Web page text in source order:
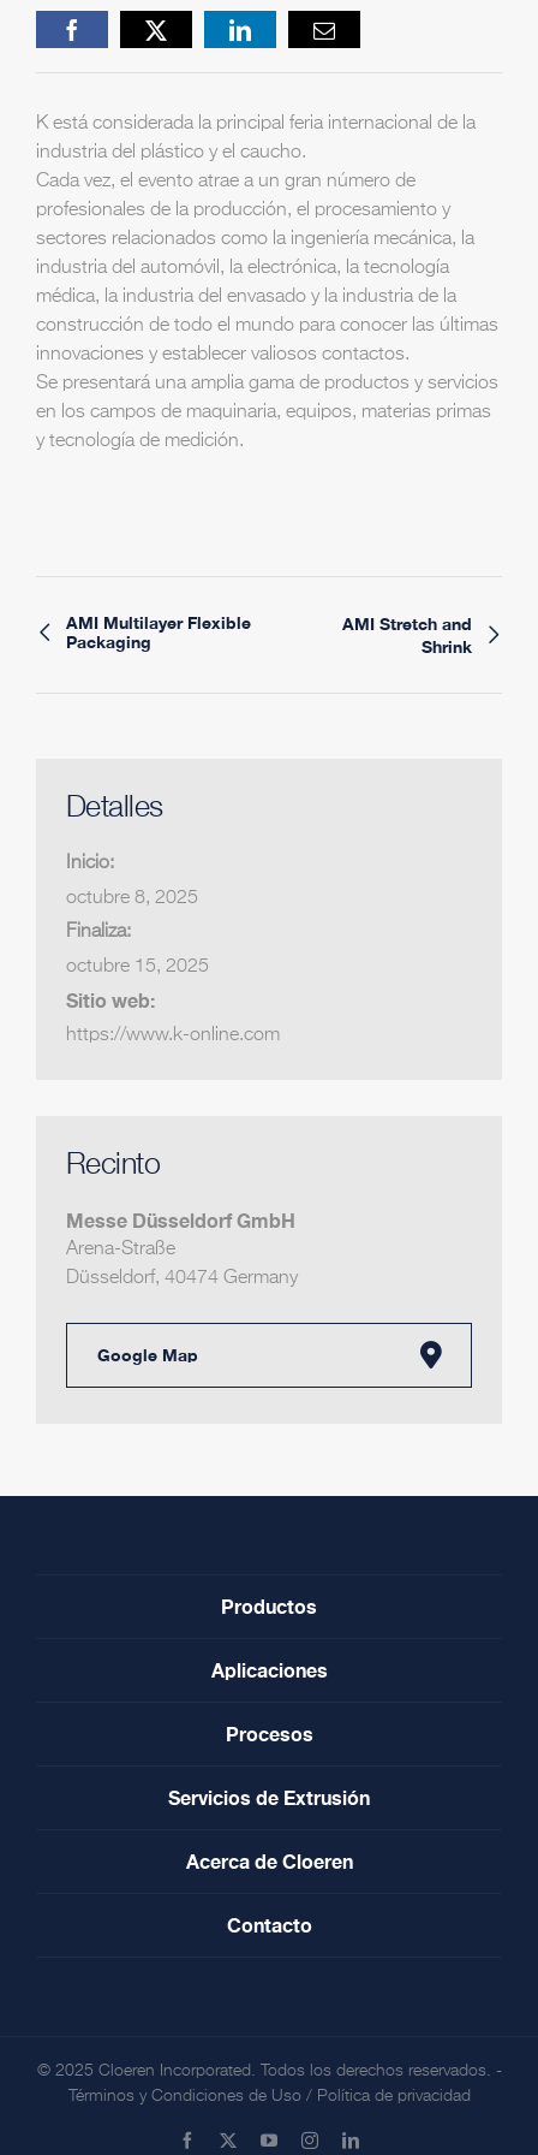
FacebookX LinkedIn Email
K está considerada la principal feria internacional de la
industria del plástico y el caucho.
Cada vez, el evento atrae a un gran número de
profesionales de la producción, el procesamiento y
sectores relacionados como la ingeniería mecánica, la
industria del automóvil, la electrónica, la tecnología
médica, la industria del envasado y la industria de la
construcción de todo el mundo para conocer las últimas
innovaciones y establecer valiosos contactos.
Se presentará una amplia gama de productos y servicios
en los campos de maquinaria, equipos, materias primas
y tecnología de medición.
AMI Multilayer Flexible
Packaging
AMI Stretch and
Shrink
Detalles
Inicio:
octubre 8, 2025
Finaliza:
octubre 15, 2025
Sitio web:
https://www.k-online.com
Recinto
Messe Düsseldorf GmbH
Arena-Straße
Düsseldorf, 40474 Germany
Google Map
Productos
Aplicaciones
Procesos
Servicios de Extrusión
Acerca de Cloeren
Contacto
© 2025 Cloeren Incorporated. Todos los derechos reservados. -
Términos y Condiciones de Uso/ Política de privacidad
Facebook YouTubeInstagramLinkedIn